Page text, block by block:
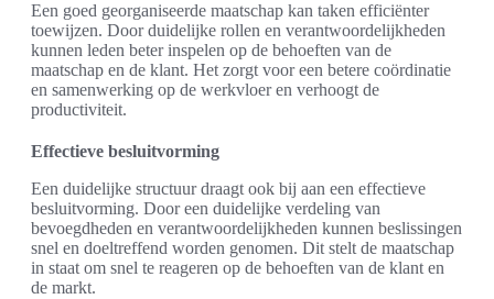
Een goed georganiseerde maatschap kan taken efficiënter
toewijzen. Door duidelijke rollen en verantwoordelijkheden
kunnen leden beter inspelen op de behoeften van de
maatschap en de klant. Het zorgt voor een betere coördinatie
en samenwerking op de werkvloer en verhoogt de
productiviteit.
Effectieve besluitvorming
Een duidelijke structuur draagt ook bij aan een effectieve
besluitvorming. Door een duidelijke verdeling van
bevoegdheden en verantwoordelijkheden kunnen beslissingen
snel en doeltreffend worden genomen. Dit stelt de maatschap
in staat om snel te reageren op de behoeften van de klant en
de markt.